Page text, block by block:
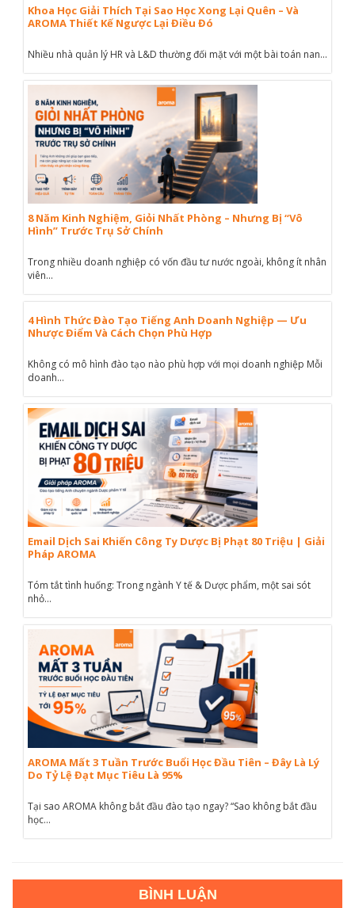
Khoa Học Giải Thích Tại Sao Học Xong Lại Quên – Và
AROMA Thiết Kế Ngược Lại Điều Đó
Nhiều nhà quản lý HR và L&D thường đối mặt với một bài toán nan...
8 Năm Kinh Nghiệm, Giỏi Nhất Phòng – Nhưng Bị “Vô
Hình” Trước Trụ Sở Chính
Trong nhiều doanh nghiệp có vốn đầu tư nước ngoài, không ít nhân
viên...
4 Hình Thức Đào Tạo Tiếng Anh Doanh Nghiệp — Ưu
Nhược Điểm Và Cách Chọn Phù Hợp
Không có mô hình đào tạo nào phù hợp với mọi doanh nghiệp Mỗi
doanh...
Email Dịch Sai Khiến Công Ty Dược Bị Phạt 80 Triệu | Giải
Pháp AROMA
Tóm tắt tình huống: Trong ngành Y tế & Dược phẩm, một sai sót
nhỏ...
AROMA Mất 3 Tuần Trước Buổi Học Đầu Tiên – Đây Là Lý
Do Tỷ Lệ Đạt Mục Tiêu Là 95%
Tại sao AROMA không bắt đầu đào tạo ngay? “Sao không bắt đầu
học...